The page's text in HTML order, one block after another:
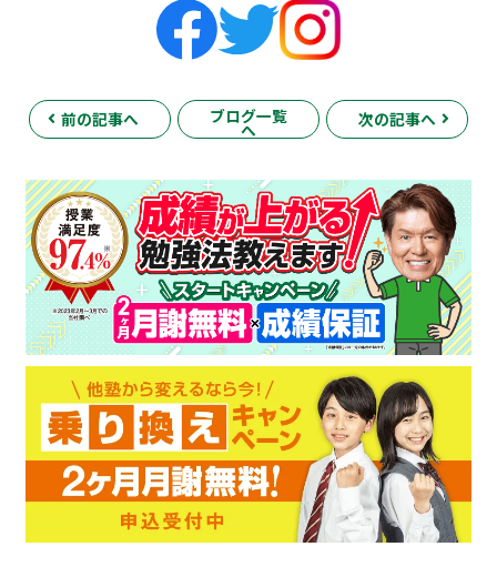
前の記事へ ブログ一覧
へ
次の記事へ